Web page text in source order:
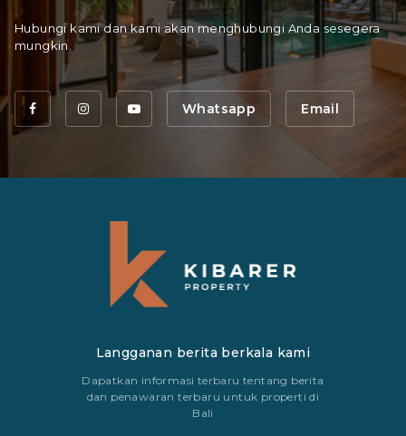
Hubungi kami dan kami akan menghubungi Anda sesegera
mungkin.
Whatsapp Email
Langganan berita berkala kami
Dapatkan informasi terbaru tentang berita
dan penawaran terbaru untuk properti di
Bali